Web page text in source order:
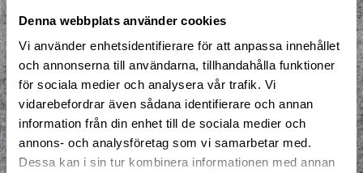
Denna webbplats använder cookies
Vi använder enhetsidentifierare för att anpassa innehållet
och annonserna till användarna, tillhandahålla funktioner
för sociala medier och analysera vår trafik. Vi
vidarebefordrar även sådana identifierare och annan
information från din enhet till de sociala medier och
annons- och analysföretag som vi samarbetar med.
Dessa kan i sin tur kombinera informationen med annan
LAN
Multisport
Mässa
NPF-Träning
Parkour